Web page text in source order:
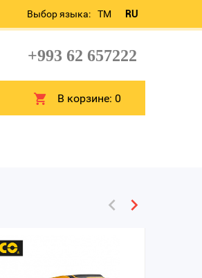
Выбор языка: TM RU
+993 62 657222
В корзине:0